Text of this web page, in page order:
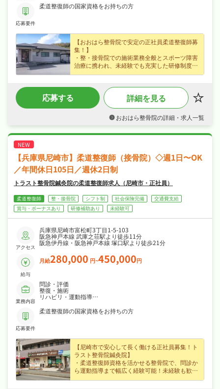
応募要件
柔道整復師の国家資格をお持ちの方
【おおはら整骨院で安定の正社員柔道整復師募
集！】
・整・接骨院での施術業務全般とスポーツ障害
治療に携われ、未経験でも充実した研修制度が
あるので安心スタート！
備し昇給・賞与年2回の待遇で頑張りがしっか
り反映されます！
・日・祝休み＋木曜は半休もあり、社会保険完
ートも大切に働けます！
応募する 詳細を見る
おおはら整骨院の詳細・求人一覧
【兵庫県尼崎市】柔道整復師（接骨院）◇週1日〜OK
／年間休日105日／週休2日制
トラスト整骨院鍼灸院の柔道整復師求人（尼崎市・正社員）
柔道整復師 整・接骨院 シフト制 社会保険完備
交通費支給
賞与・ボーナスあり
研修補助あり 未経験可
アクセス
兵庫県尼崎市富松町3丁目1-5-103
阪急神戸本線 武庫之荘駅より徒歩11分
阪急伊丹線・阪急神戸本線 塚口駅より徒歩21分
給与
月給280,000 円~450,000円
業務内容
問診・評価
整復・施術
リハビリ・運動指導
応募要件
柔道整復師の国家資格をお持ちの方
【尼崎市で安心して長く働ける正社員募集！ト
ラスト整骨院鍼灸院】
・柔道整復師資格を活かせる整骨院で、問診か
ら運動指導まで幅広く経験可能！未経験も歓迎